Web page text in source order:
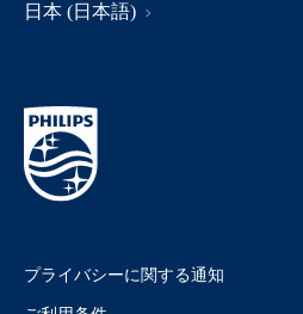
日本 (日本語)
プライバシーに関する通知